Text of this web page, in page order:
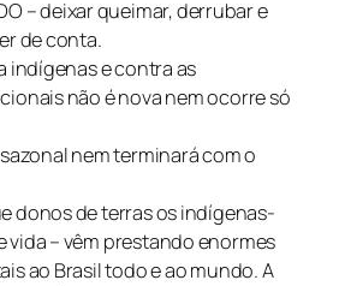
– deixar queimar, derrubar e
de conta.
indígenas e contra as
não é nova nem ocorre só
nem terminará com o
donos de terras os indígenas-
vida – vêm prestando enormes
ao Brasil todo e ao mundo. A